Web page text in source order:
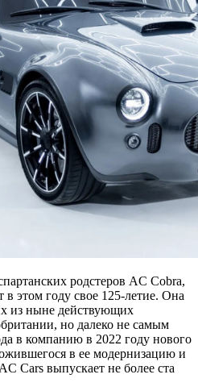
родстеров AC Cobra,
в этом году свое 125-летие. Она
из ныне действующих
но далеко не самым
в компанию в 2022 году нового
в ее модернизацию и
Cars выпускает не более ста